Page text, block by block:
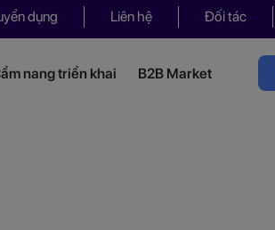
dụng Liên hệ Đối tác
nang triển khai B2B Market